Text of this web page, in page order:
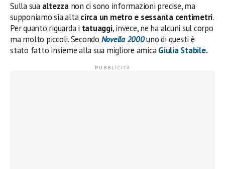
Sulla sua altezzanon ci sono informazioni precise, ma
supponiamo sia altacirca un metro e sessanta centimetri.
Per quanto riguarda i tatuaggi, invece, ne ha alcuni sul corpo
ma molto piccoli. Secondo Novella 2000uno di questi è
stato fatto insieme alla sua migliore amicaGiulia Stabile.